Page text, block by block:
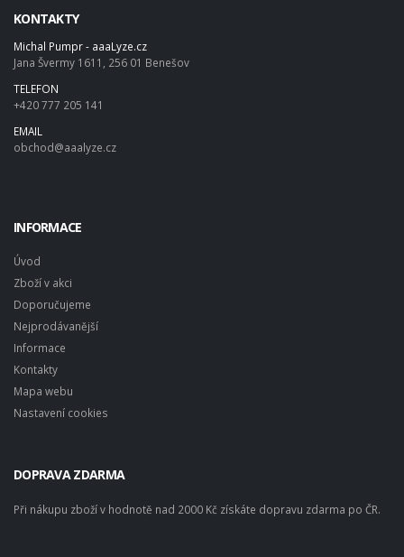
KONTAKTY
Michal Pumpr - aaaLyze.cz
Jana Švermy 1611, 256 01 Benešov
TELEFON
+420 777 205 141
EMAIL
obchod@aaalyze.cz
INFORMACE
Úvod
Zboží v akci
Doporučujeme
Nejprodávanější
Informace
Kontakty
Mapa webu
Nastavení cookies
DOPRAVA ZDARMA
Při nákupu zboží v hodnotě nad 2000 Kč získáte dopravu zdarma po ČR.